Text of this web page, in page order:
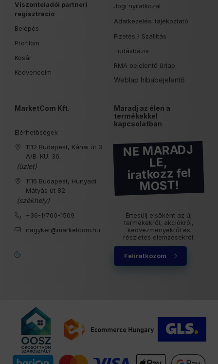
Viszonteladói partneri
regisztráció
Belépés
Profilom
Kosár
Kedvenceim
Jogi nyilatkozat
Adatkezelési tájékoztató
Fizetés / Szállítás
Tudásbázis
RMA bejelentő űrlap
Weblap hibabejelentő
MarketCom Kft.
Elérhetőségek
1112 Budapest, Kánai út 3
A/B. KÜ. 36.
(üzlet)
1116 Budapest, Hunyadi
Mátyás út 82.
(székhely)
+36-1/700-1509
nagyker@marketcom.hu
Maradj az élen a
termékekkel
kapcsolatban
NE MARADJ
LE,
iratkozz fel
MOST!
Értesülj elsőként az új
termékekről, akciókról,
kedvezményekről és
részletes elemzésekről.
Feliratkozom